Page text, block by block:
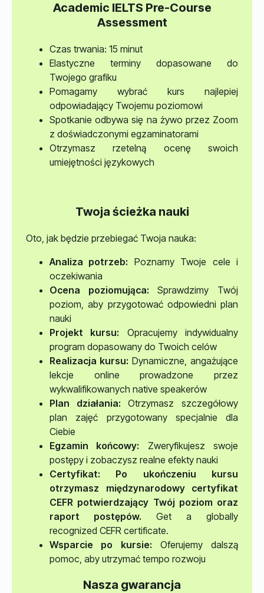
Academic IELTS Pre-Course
Assessment
Czas trwania: 15 minut
Elastyczne terminy dopasowane do
Twojego grafiku
Pomagamy wybrać kurs najlepiej
odpowiadający Twojemu poziomowi
Spotkanie odbywa się na żywo przez Zoom
z doświadczonymi egzaminatorami
Otrzymasz rzetelną ocenę swoich
umiejętności językowych
Twoja ścieżka nauki
Oto, jak będzie przebiegać Twoja nauka:
Analiza potrzeb: Poznamy Twoje cele i
oczekiwania
Ocena poziomująca: Sprawdzimy Twój
poziom, aby przygotować odpowiedni plan
nauki
Projekt kursu: Opracujemy indywidualny
program dopasowany do Twoich celów
Realizacja kursu: Dynamiczne, angażujące
lekcje online prowadzone przez
wykwalifikowanych native speakerów
Plan działania: Otrzymasz szczegółowy
plan zajęć przygotowany specjalnie dla
Ciebie
Egzamin końcowy: Zweryfikujesz swoje
postępy i zobaczysz realne efekty nauki
Certyfikat: Po ukończeniu kursu
otrzymasz międzynarodowy certyfikat
CEFR potwierdzający Twój poziom oraz
raport postępów. Get a globally
recognized CEFR certificate.
Wsparcie po kursie: Oferujemy dalszą
pomoc, aby utrzymać tempo rozwoju
Nasza gwarancja